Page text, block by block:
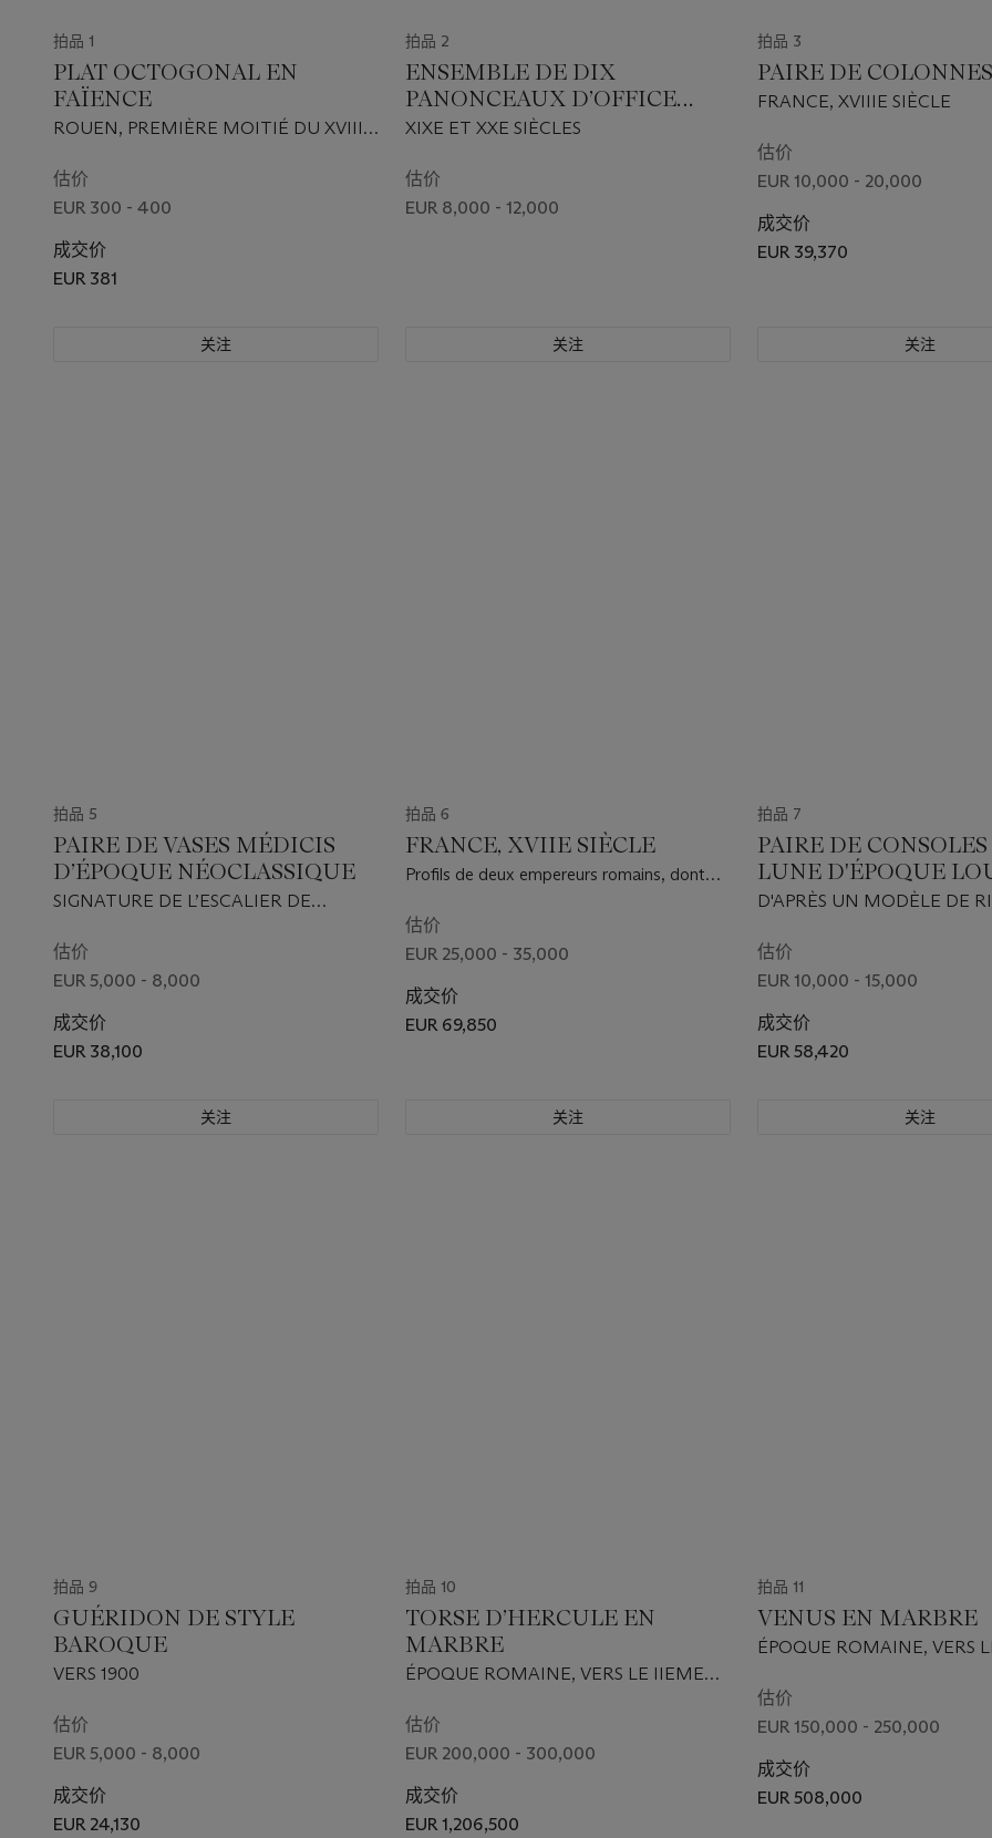
拍品 1
PLAT OCTOGONAL EN
FAÏENCE
ROUEN, PREMIÈRE MOITIÉ DU XVIIIE
估价
EUR 300 - 400
成交价
EUR 381
关注
拍品 2
ENSEMBLE DE DIX
PANONCEAUX D’OFFICE
NOTARIAL MONTÉS EN
XIXE ET XXE SIÈCLES
估价
EUR 8,000 - 12,000
关注
拍品 3
PAIRE DE COLONNES
FRANCE, XVIIIE SIÈCLE
估价
EUR 10,000 - 20,000
成交价
EUR 39,370
关注
拍品 5
PAIRE DE VASES MÉDICIS
D’ÉPOQUE NÉOCLASSIQUE
SIGNATURE DE L’ESCALIER DE
估价
EUR 5,000 - 8,000
成交价
EUR 38,100
关注
拍品 6
FRANCE, XVIIE SIÈCLE
Profils de deux empereurs romains, dont
估价
EUR 25,000 - 35,000
成交价
EUR 69,850
关注
拍品 7
PAIRE DE
LUNE D'ÉPOQUE
D'APRÈS UN MODÈLE DE
估价
EUR 10,000 - 15,000
成交价
EUR 58,420
关注
拍品 9
GUÉRIDON DE STYLE
BAROQUE
VERS 1900
估价
EUR 5,000 - 8,000
成交价
EUR 24,130
拍品 10
TORSE D’HERCULE EN
MARBRE
ÉPOQUE ROMAINE, VERS LE IIEME
估价
EUR 200,000 - 300,000
成交价
EUR 1,206,500
拍品 11
VENUS EN MARBRE
ÉPOQUE ROMAINE, VERS
估价
EUR 150,000 - 250,000
成交价
EUR 508,000